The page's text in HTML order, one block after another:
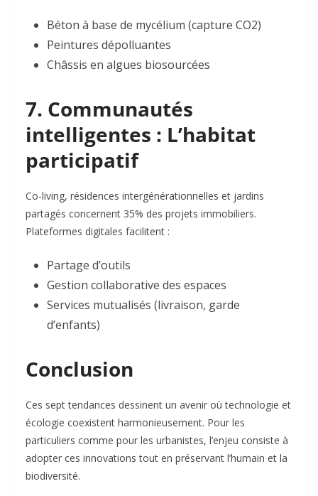
Béton à base de mycélium (capture CO2)
Peintures dépolluantes
Châssis en algues biosourcées
7. Communautés
intelligentes : L’habitat
participatif
Co-living, résidences intergénérationnelles et jardins
partagés concernent 35% des projets immobiliers.
Plateformes digitales facilitent :
Partage d’outils
Gestion collaborative des espaces
Services mutualisés (livraison, garde
d’enfants)
Conclusion
Ces sept tendances dessinent un avenir où technologie et
écologie coexistent harmonieusement. Pour les
particuliers comme pour les urbanistes, l’enjeu consiste à
adopter ces innovations tout en préservant l’humain et la
biodiversité.